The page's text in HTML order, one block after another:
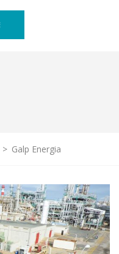
> Galp Energia